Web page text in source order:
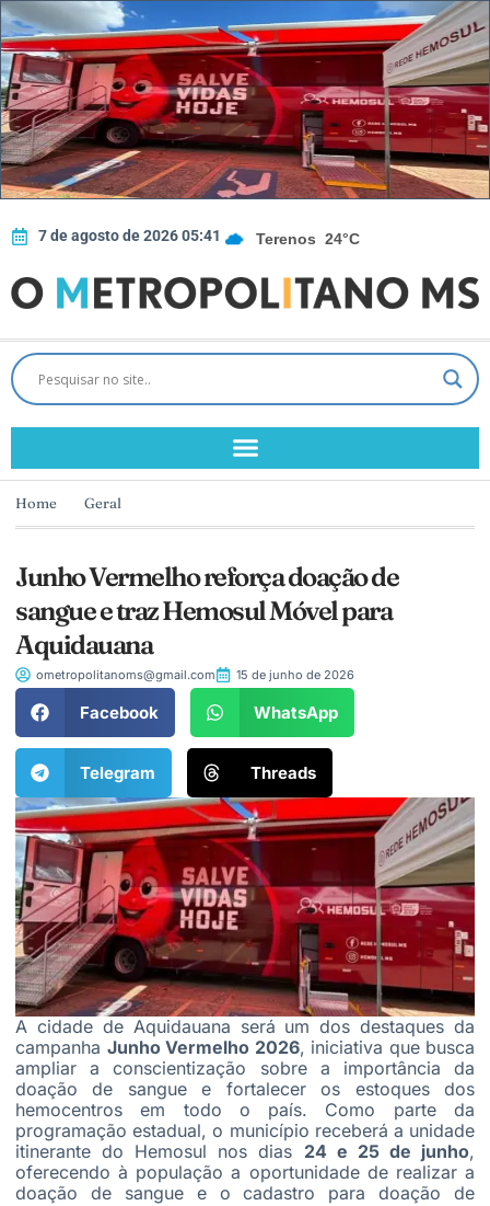
7 de agosto de 2026 05:41 Terenos 24°C
Home Geral
Junho Vermelho reforça doação de
sangue e traz Hemosul Móvel para
Aquidauana
ometropolitanoms@gmail.com 15 de junho de 2026
Facebook WhatsApp
Telegram Threads
A cidade de Aquidauana será um dos destaques da
campanha Junho Vermelho 2026, iniciativa que busca
ampliar a conscientização sobre a importância da
doação de sangue e fortalecer os estoques dos
hemocentros em todo o país. Como parte da
programação estadual, o município receberá a unidade
itinerante do Hemosul nos dias 24 e 25 de junho,
oferecendo à população a oportunidade de realizar a
doação de sangue e o cadastro para doação de